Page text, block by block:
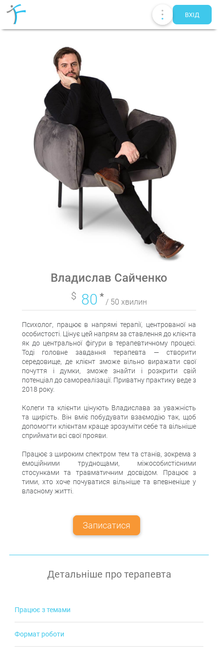
Публікації
Терапевти
UAENRU
ВХIД
Владислав Сайченко
$ 80*
/ 50 хвилин
Психолог, працює в напрямі терапії, центрованої на
особистості. Цінує цей напрям за ставлення до клієнта
як до центральної фігури в терапевтичному процесі.
Тоді головне завдання терапевта — створити
середовище, де клієнт зможе вільно виражати свої
почуття і думки, зможе знайти і розкрити свій
потенціал до самореалізації. Приватну практику веде з
2018 року.
Колеги та клієнти цінують Владислава за уважність
та щирість. Він вміє побудувати взаємодію так, щоб
допомогти клієнтам краще зрозуміти себе та вільніше
сприймати всі свої прояви.
Працює з широким спектром тем та станів, зокрема з
емоційними труднощами, міжособистісними
стосунками та травматичним досвідом. Працює з
тими, хто хоче почуватися вільніше та впевненіше у
власному житті.
Записатися
Детальніше про терапевта
Працює з темами
стосунках, Сенс життя, Сексуальність, Розлучення,
Завершення стосунків, Апатія, Стосунки
Формат роботи